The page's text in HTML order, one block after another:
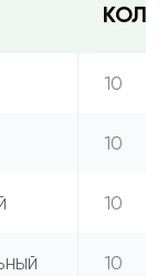
10
10
10
10